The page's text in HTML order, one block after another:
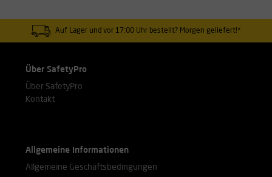
Auf Lager und vor 17:00 Uhr bestellt? Morgen geliefert!*
Über SafetyPro
Über SafetyPro
Kontakt
Allgemeine Informationen
Allgemeine Geschäftsbedingungen